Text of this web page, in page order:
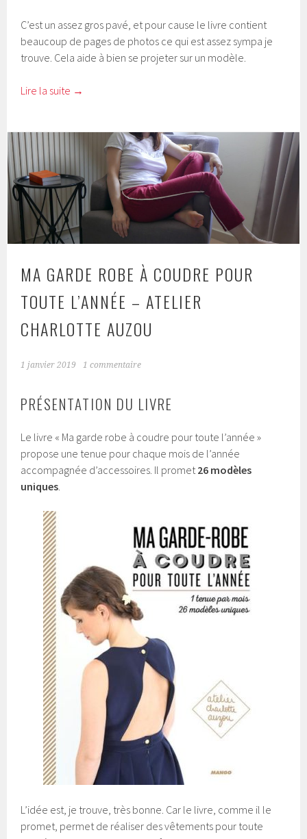
C’est un assez gros pavé, et pour cause le livre contient
beaucoup de pages de photos ce qui est assez sympa je
trouve. Cela aide à bien se projeter sur un modèle.
Lire la suite →
MA GARDE ROBE À COUDRE POUR
TOUTE L’ANNÉE – ATELIER
CHARLOTTE AUZOU
1 janvier 2019 1 commentaire
PRÉSENTATION DU LIVRE
Le livre « Ma garde robe à coudre pour toute l’année »
propose une tenue pour chaque mois de l’année
accompagnée d’accessoires. Il promet 26 modèles
uniques
L’idée est, je trouve, très bonne. Car le livre, comme il le
promet, permet de réaliser des vêtements pour toute